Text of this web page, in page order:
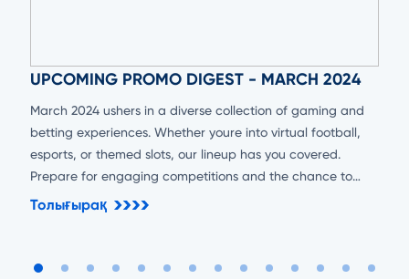
UPCOMING PROMO DIGEST - MARCH 2024
March 2024 ushers in a diverse collection of gaming and
betting experiences. Whether youre into virtual football,
esports, or themed slots, our lineup has you covered.
Prepare for engaging competitions and the chance to
secure substantial rewards!
Толығырақ